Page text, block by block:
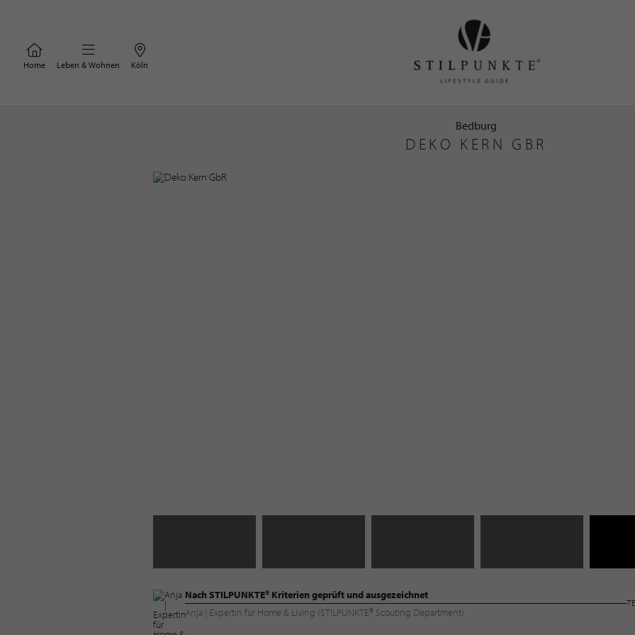
Home Leben & Wohnen Köln
DEKO KERN GBR
Bedburg
Nach STILPUNKTE® Kriterien geprüft und ausgezeichnet
Anja | Expertin für Home & Living (STILPUNKTE® Scouting Department)